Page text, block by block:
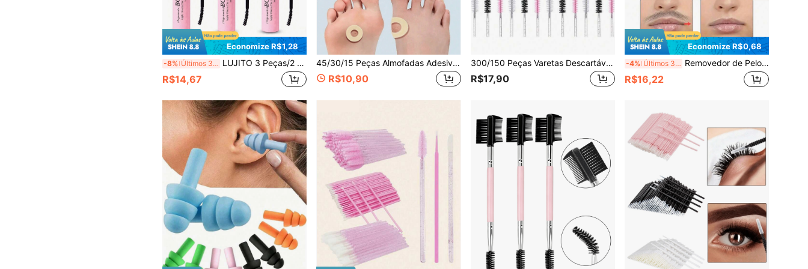
Economize R$1,28
-8% Últimos 3 dias LUJITO 3 Peças/2 Peças, Adesivo e Selante, Removedor, Cola para Extensão de Cílios, Adesivo e Selante para Cílios, Cola e Selante para Cílios Individuais, Resistente à Água e de Longa Duração, Adesivo de Fixação Super Forte Anti-Queda para Extensão de Cílios DIY, Inclui Instruções, Cola para Cílios em Cacho, Adesivo e Selante 2 em 1, Adesivo para Cachos, Ferramentas para Cílios em Cacho, Ferramenta para Extensão de Cílios, Conjunto de Ferramentas para Cílios, Extensão de Cílios DIY de Fixação Forte, Cola para Cílios em Cacho À Prova d'Água, Kit de Extensão de Cílios Ferramenta de Maquiagem, Para Natal, Para Presentes de Férias
R$14,67
45/30/15 Peças Almofadas Adesivas Impermeáveis com Almofadas de Espuma, Protegem os Pés, Calcanhares e Dedos dos Pés contra Atrito e Irritação, Aliviam a Dor da Pressão do Sapato, Incluem Almofadas para Calos, Almofadas para Calosidades, Prevenção de Bolhas, Cuidados com as Unhas, Cuidados com os Pés e Mãos
R$10,90
300/150 Peças Varetas Descartáveis para Máscara, Pincéis para Cílios, Espirais, para Extensão de Cílios, Varetas de Máscara, Pincéis de Maquiagem Descartáveis, Kits com Haste de Cristal e Recipiente, Pincel de Sobrancelha, Pincel de Sombra, Espiral, Pincel Espiral, Brindes
R$17,90
Economize R$0,68
-4% Últimos 3 dias Removedor de Pelos Facial Portátil de Mulher com Mola de Aço Inoxidável, Adequado para Remover Pelos Excessivos no Lábio Superior, Queixo, Bochechas e Sobrancelhas, Usando Tecnologia de Mola Suave e Eficaz, Uma Ferramenta de Beleza e Maquiagem para Mulheres
R$16,22